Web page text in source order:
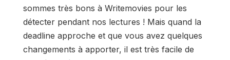
sommes très bons à Writemovies pour les
détecter pendant nos lectures ! Mais quand la
deadline approche et que vous avez quelques
changements à apporter, il est très facile de